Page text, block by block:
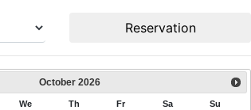
Reservation
October 2026
We Th Fr Sa
Su